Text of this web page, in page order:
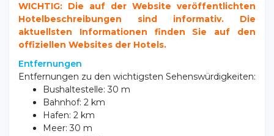
Unterkunft im Apartment
Verbrauch von Wasser, Strom, Gas, Klimaanlage
Wi-Fi in den öffentlichen Bereichen
Stadtsteuer
obligatorische Endreinigung € 40
Alle Extras, die nicht im Abschnitt „Im Preis
inbegriffen“ aufgeführt sind
Aufzeichnungen